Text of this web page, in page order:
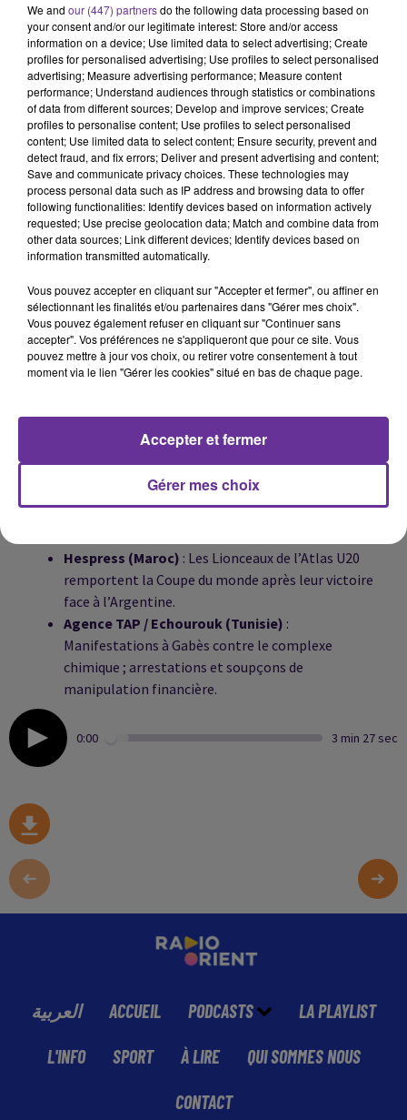
Algérie Maroc Tunisie France
20 octobre 2025 - 3 min 27 sec
REVUE DE PRESSE DU MAGHREB : RELANCE
ALGER-PARIS, RÉFORMES AU MAROC, TENSIONS
SOCIALES EN TUNISIE
Radio Orient
Revue de presse des médias du Maghreb
Le sommaire:
El Khabar (Algérie): Le ministre français de
la coopération sécuritaire et les laissez-passer
consulaires.
El Ghad El Djazaïri (Algérie): Adoption d’une
nouvelle loi fondamentale sur la magistrature,
marquant une étape clé dans la réforme judiciaire.
candidature des personnes condamnées pour
fraude.
Al Massae (Maroc) : La loi de finances 2026 met
Hespress (Maroc) : Les Lionceaux de l’Atlas U20
remportent la Coupe du monde après leur victoire
face à l’Argentine.
Agence TAP / Echourouk (Tunisie) :
Manifestations à Gabès contre le complexe
chimique ; arrestations et soupçons de
manipulation financière.
0:00 3 min 27 sec
العربية ACCUEIL PODCASTS LA PLAYLIST
L'INFO SPORT À LIRE QUI SOMMES NOUS
CONTACT
We and our (447) partnersdo the following data processing based on
your consent and/or our legitimate interest: Store and/or access
information on a device; Use limited data to select advertising; Create
profiles for personalised advertising; Use profiles to select personalised
advertising; Measure advertising performance; Measure content
performance; Understand audiences through statistics or combinations
of data from different sources; Develop and improve services; Create
profiles to personalise content; Use profiles to select personalised
content; Use limited data to select content; Ensure security, prevent and
detect fraud, and fix errors; Deliver and present advertising and content;
Save and communicate privacy choices. These technologies may
process personal data such as IP address and browsing data to offer
following functionalities: Identify devices based on information actively
requested; Use precise geolocation data; Match and combine data from
other data sources; Link different devices; Identify devices based on
information transmitted automatically.
Vous pouvez accepter en cliquant sur "Accepter et fermer", ou affiner en
sélectionnant les finalités et/ou partenaires dans "Gérer mes choix".
Vous pouvez également refuser en cliquant sur "Continuer sans
accepter". Vos préférences ne s'appliqueront que pour ce site. Vous
pouvez mettre à jour vos choix, ou retirer votre consentement à tout
moment via le lien "Gérer les cookies" situé en bas de chaque page.
Gérer mes choix
Accepter et fermer